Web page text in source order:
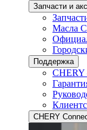
Запчасти и
Масла
Поддержка
CHERY